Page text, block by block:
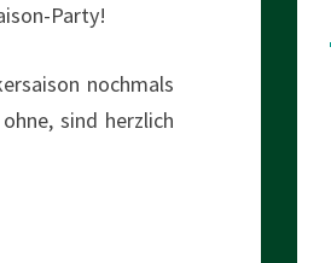
Party!
nochmals
sind herzlich